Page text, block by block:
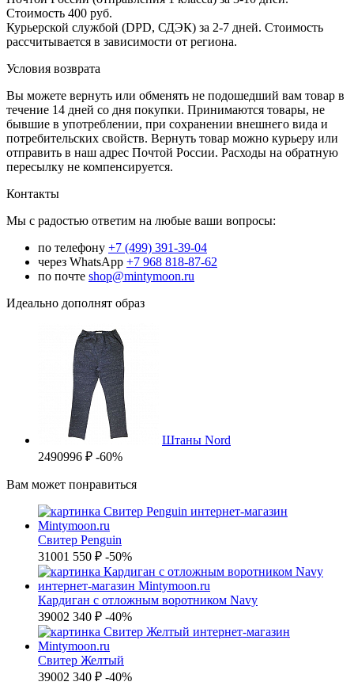
Стоимость 400 руб.
Курьерской службой (DPD, СДЭК) за 2-7 дней. Стоимость
рассчитывается в зависимости от региона.
Условия возврата
Вы можете вернуть или обменять не подошедший вам товар в
течение 14 дней со дня покупки. Принимаются товары, не
бывшие в употреблении, при сохранении внешнего вида и
потребительских свойств. Вернуть товар можно курьеру или
отправить в наш адрес Почтой России. Расходы на обратную
пересылку не компенсируется.
Контакты
Мы с радостью ответим на любые ваши вопросы:
по телефону +7 (499) 391-39-04
через WhatsApp +7 968 818-87-62
по почте shop@mintymoon.ru
Идеально дополнят образ
Штаны Nord
2490996 ₽ -60%
Вам может понравиться
Свитер Penguin
31001 550 ₽ -50%
Кардиган с отложным воротником Navy
39002 340 ₽ -40%
Свитер Желтый
39002 340 ₽ -40%